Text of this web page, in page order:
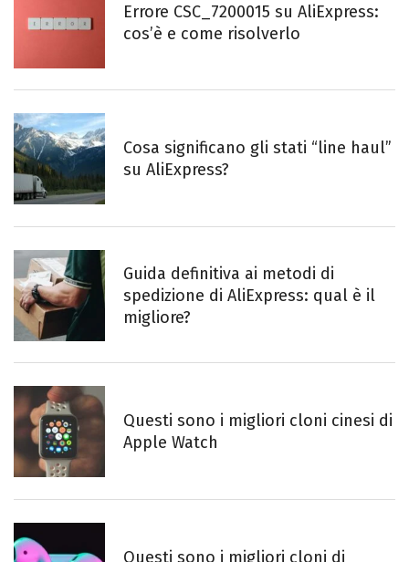
Errore CSC_7200015 su AliExpress:
cos’è e come risolverlo
Cosa significano gli stati “line haul”
su AliExpress?
Guida definitiva ai metodi di
spedizione di AliExpress: qual è il
migliore?
Questi sono i migliori cloni cinesi di
Apple Watch
Questi sono i migliori cloni di